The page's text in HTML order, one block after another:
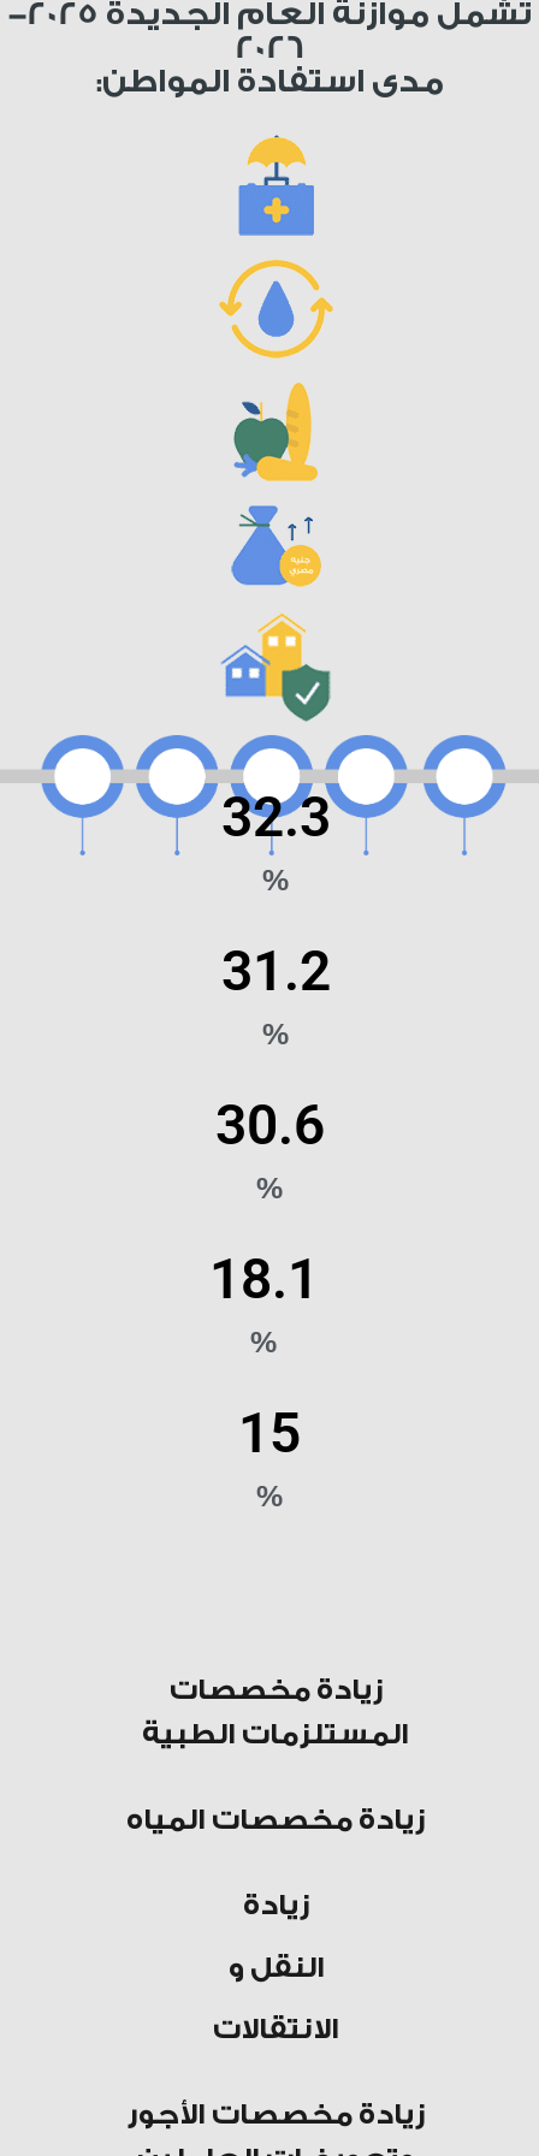
أحدث التقارير الاقتصادية والمالية
المبسطة للمواطن والشباب
تشمل موازنة العام الجديدة 2025-
2026
:مدى استفادة المواطن
%
32.3
%
31.2
%
30.6
%
18.1
%
15
زيادة مخصصات
المستلزمات الطبية
زيادة مخصصات المياه
زيادة
النقل و
الانتقالات
زيادة مخصصات الأجور